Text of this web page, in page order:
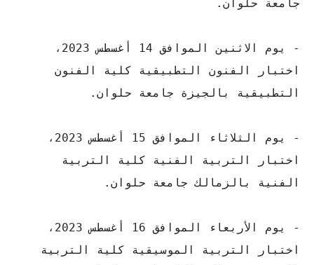
جامعة حلوان.
- يوم الاثنين الموافق 14 أغسطس 2023،
اختبار الفنون التطبيقية كلية الفنون
التطبيقية بالجيزة جامعة حلوان.
- يوم الثلاثاء الموافق 15 أغسطس 2023،
اختبار التربية الفنية كلية التربية
الفنية بالزمالك جامعة حلوان.
- يوم الأربعاء الموافق 16 أغسطس 2023،
اختبار التربية الموسيقية كلية التربية